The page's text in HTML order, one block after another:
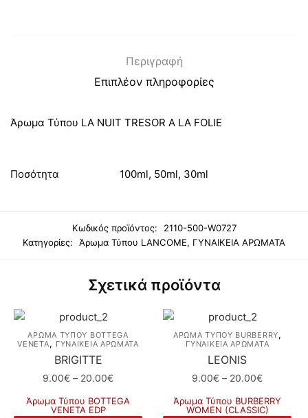
Περιγραφή
Επιπλέον πληροφορίες
Άρωμα Τύπου LA NUIT TRESOR A LA FOLIE
Ποσότητα 100ml, 50ml, 30ml
Κωδικός προϊόντος:
2110-500-W0727
Κατηγορίες:
Άρωμα Τύπου LANCOME, ΓΥΝΑΙΚΕΙΑ ΑΡΩΜΑΤΑ
Σχετικά προϊόντα
ΆΡΩΜΑ ΤΎΠΟΥ BOTTEGA
VENETA, ΓΥΝΑΙΚΕΙΑ ΑΡΩΜΑΤΑ
BRIGITTE
9.00€ – 20.00€Price
9.00€
Άρωμα Τύπου BOTTEGA
VENETA EDP
ΆΡΩΜΑ ΤΎΠΟΥ BURBERRY,
ΓΥΝΑΙΚΕΙΑ ΑΡΩΜΑΤΑ
LEONIS
9.00€ – 20.00€Price
9.00€
Άρωμα Τύπου BURBERRY
WOMEN (CLASSIC)